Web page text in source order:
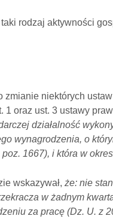
rodzaj aktywności
zmianie niektórych
1 oraz ust. 3 ustawy
działalność
wynagrodzenia, o
1667), i która w
wskazywał, że: nie
w żadnym
za pracę (Dz. U. z